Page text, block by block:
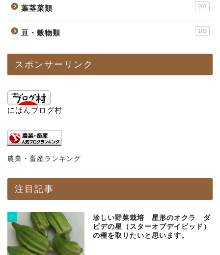
葉茎菜類 207
豆・穀物類 103
スポンサーリンク
にほんブログ村
農業・畜産ランキング
注目記事
1
珍しい野菜栽培 星形のオクラ ダ
ビデの星（スターオブデイビッド）
の種を取りたいと思います。